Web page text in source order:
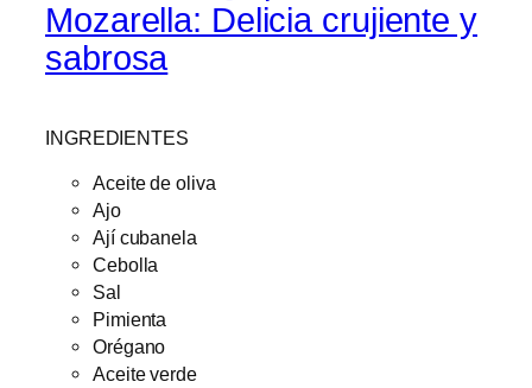
Mozarella: Delicia crujiente y
sabrosa
INGREDIENTES
Aceite de oliva
Ajo
Ají cubanela
Cebolla
Sal
Pimienta
Orégano
Aceite verde